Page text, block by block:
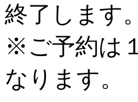
終了します。
※ご予約は
なります。